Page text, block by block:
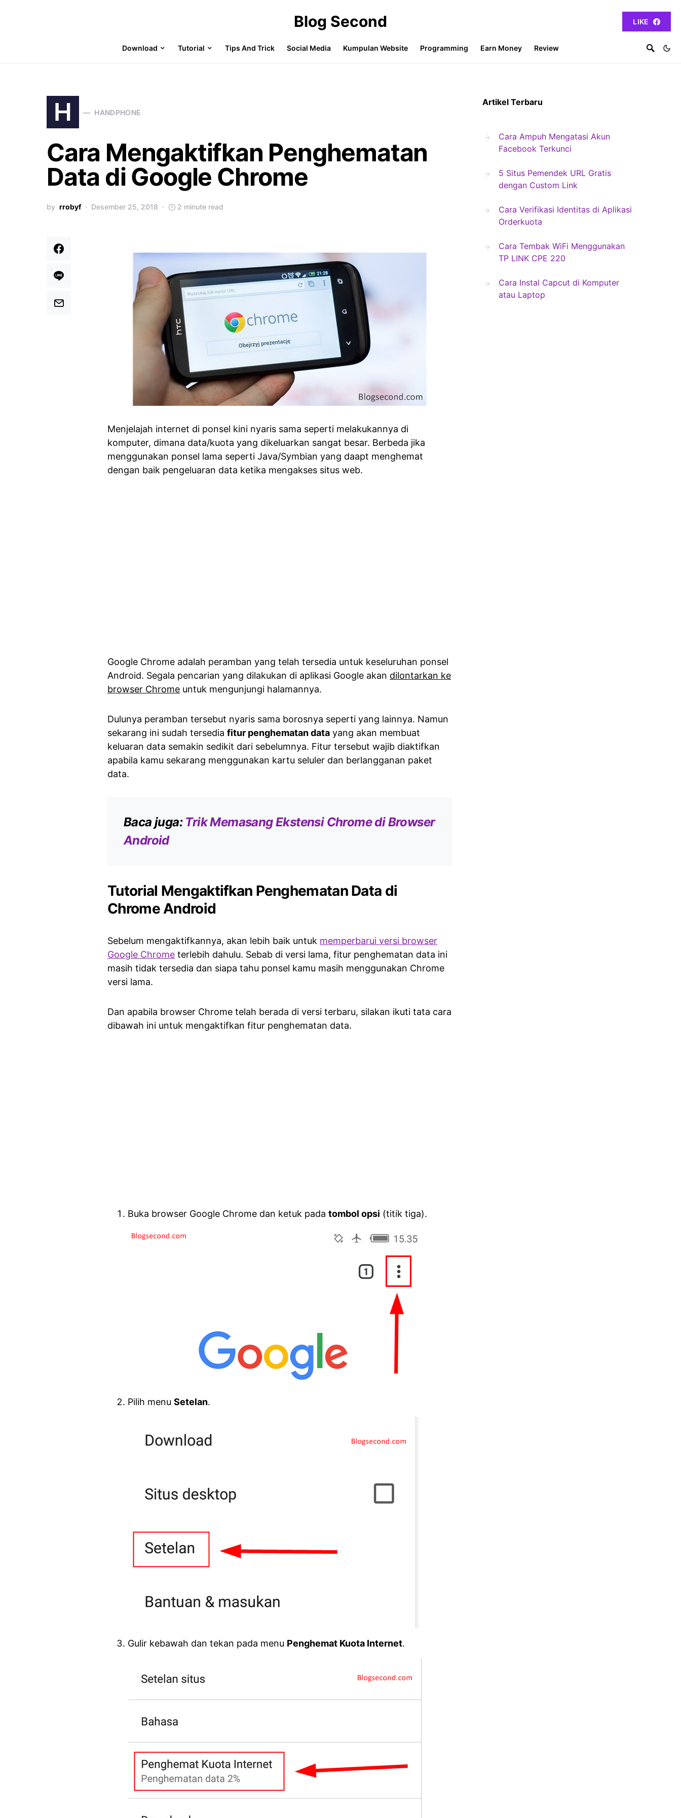
Blog Second LIKE
Download Tutorial Tips And Trick Social Media Kumpulan Website Programming Earn Money Review
H HANDPHONE
Cara Mengaktifkan Penghematan
Data di Google Chrome
by rrobyf Desember 25, 2018 2 minute read
Menjelajah internet di ponsel kini nyaris sama seperti melakukannya di
komputer, dimana data/kuota yang dikeluarkan sangat besar. Berbeda jika
menggunakan ponsel lama seperti Java/Symbian yang daapt menghemat
dengan baik pengeluaran data ketika mengakses situs web.
Google Chrome adalah peramban yang telah tersedia untuk keseluruhan ponsel
Android. Segala pencarian yang dilakukan di aplikasi Google akan dilontarkan ke
browser Chrome untuk mengunjungi halamannya.
Dulunya peramban tersebut nyaris sama borosnya seperti yang lainnya. Namun
sekarang ini sudah tersedia fitur penghematan data yang akan membuat
keluaran data semakin sedikit dari sebelumnya. Fitur tersebut wajib diaktifkan
apabila kamu sekarang menggunakan kartu seluler dan berlangganan paket
data.
Baca juga: Trik Memasang Ekstensi Chrome di Browser
Android
Tutorial Mengaktifkan Penghematan Data di
Chrome Android
Sebelum mengaktifkannya, akan lebih baik untuk memperbarui versi browser
Google Chrome terlebih dahulu. Sebab di versi lama, fitur penghematan data ini
masih tidak tersedia dan siapa tahu ponsel kamu masih menggunakan Chrome
versi lama.
Dan apabila browser Chrome telah berada di versi terbaru, silakan ikuti tata cara
dibawah ini untuk mengaktifkan fitur penghematan data.
Buka browser Google Chrome dan ketuk pada tombol opsi (titik tiga).
Pilih menu Setelan.
Gulir kebawah dan tekan pada menu Penghemat Kuota Internet.
Artikel Terbaru
Cara Ampuh Mengatasi Akun
Facebook Terkunci
5 Situs Pemendek URL Gratis
dengan Custom Link
Cara Verifikasi Identitas di Aplikasi
Orderkuota
Cara Tembak WiFi Menggunakan
TP LINK CPE 220
Cara Instal Capcut di Komputer
atau Laptop